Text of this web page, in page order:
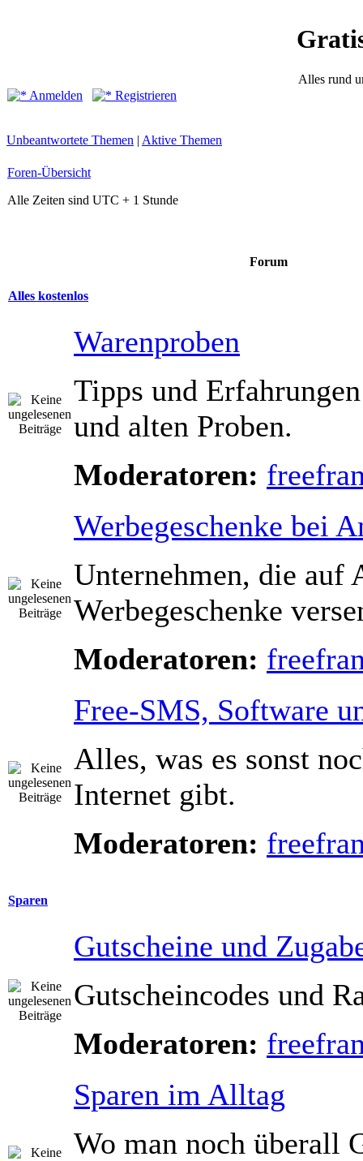
Alles rund
Anmelden
Registrieren
Unbeantwortete Themen | Aktive Themen
Foren-Übersicht
Alle Zeiten sind UTC + 1 Stunde
Forum
Alles kostenlos
Warenproben
Tipps und
und alten Proben.
Moderatoren:
Werbegeschenke bei
Unternehmen, die auf
Werbegeschenke
Moderatoren:
Free-SMS, Software
Alles, was es sonst
Internet gibt.
Moderatoren:
Sparen
Gutscheine und
Gutscheincodes und
Moderatoren:
Sparen im Alltag
Wo man noch überall